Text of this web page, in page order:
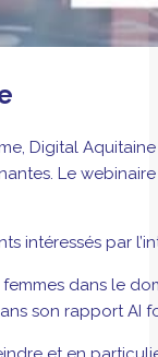
Digital
Le
intéressés par
dans le
son rapport AI